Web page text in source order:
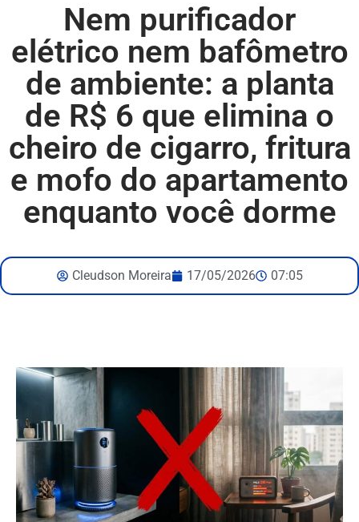
Nem purificador
elétrico nem bafômetro
de ambiente: a planta
de R$ 6 que elimina o
cheiro de cigarro, fritura
e mofo do apartamento
enquanto você dorme
Cleudson Moreira 17/05/2026 07:05